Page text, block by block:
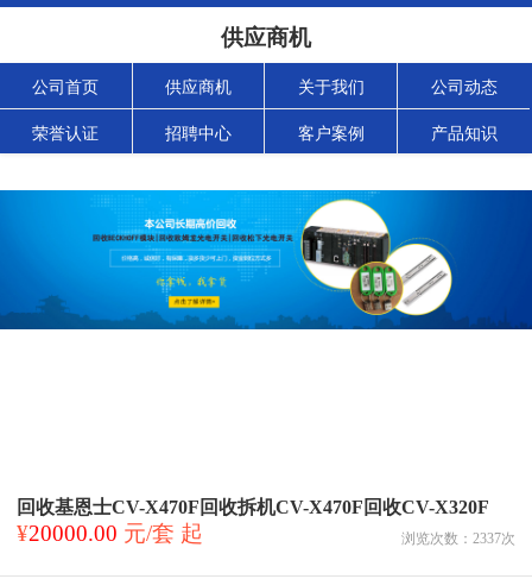
供应商机
公司首页 供应商机 关于我们 公司动态
荣誉认证 招聘中心 客户案例 产品知识
回收基恩士CV-X470F回收拆机CV-X470F回收CV-X320F
¥20000.00 元/套 起 浏览次数： 2337次